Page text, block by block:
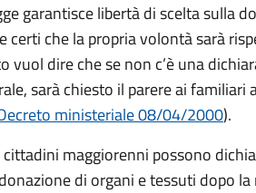
garantisce libertà di scelta sulla
certi che la propria volontà sarà
vuol dire che se non c’è una
sarà chiesto il parereai familiari
ministeriale 08/04/2000).
maggiorenni possono
di organi e tessuti dopo